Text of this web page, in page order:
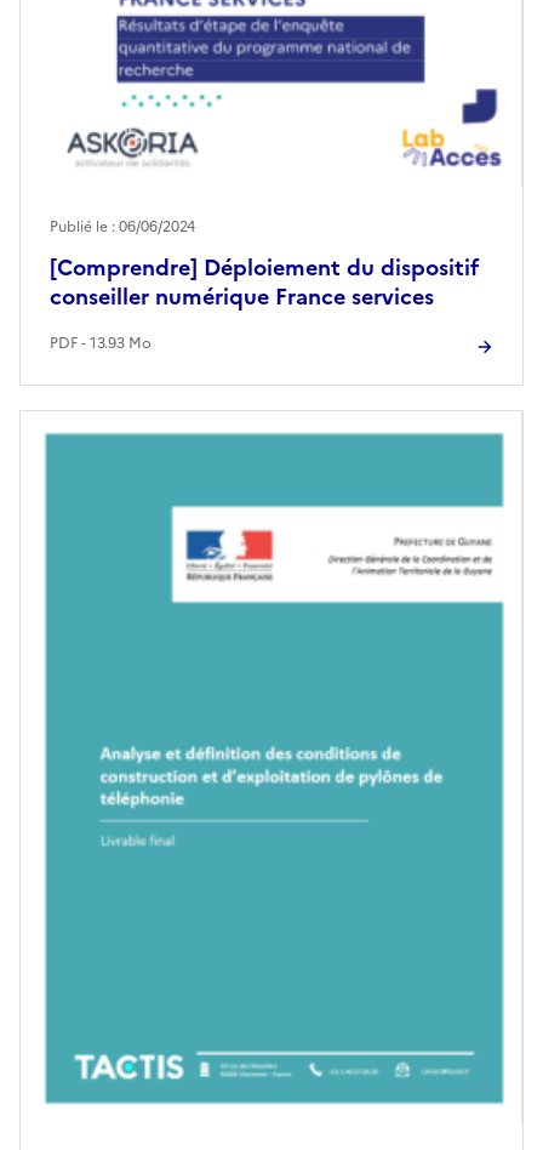
[Comprendre] Déploiement du dispositif
conseiller numérique France services
Publié le : 06/06/2024
PDF - 13.93 Mo
Image